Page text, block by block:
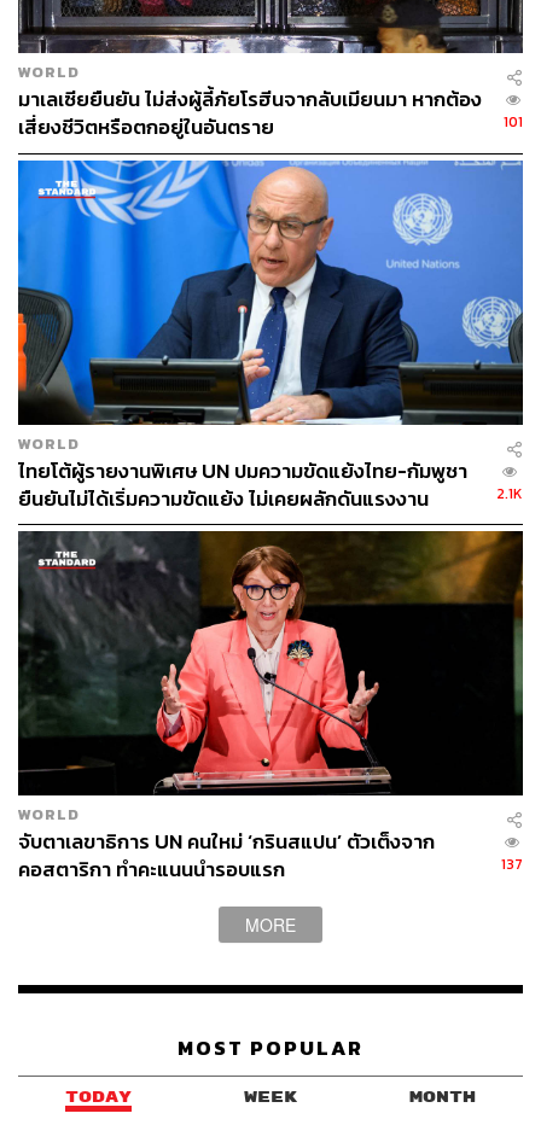
ขณะที่ปัญหาผู้ลี้ภัยเขตเมือง (Urban Refugee) ที่ก่อนหน้า
นี้มีข้อมูลจากองค์กร Asylum Access ที่ได้จากการทำงาน
ช่วยเหลือผู้ลี้ภัยว่า กรุงเทพฯ มีผู้ลี้ภัยอาศัยอยู่ประมาณ 8,000
คน เดินทางมาจากหลายประเทศมากกว่า 40 แห่ง ทั้ง
ปากีสถาน, โซมาเลีย, ซีเรีย, อิรัก, เวียดนาม, ปาเลสไตน์ ฯลฯ
นายฟิลิปโปยืนยันว่า ขณะนี้กรุงเทพฯ มีผู้ลี้ภัยอาศัยอยู่ราว
7,000 คน ลดลงจากปีที่แล้วประมาณ 1,000 คน โดย
ประมาณ 4,000 คนที่ได้การรับรองสถานะผู้ลี้ภัยจาก
UNHCR ขณะที่ที่เหลืออีกราว 3,000 คนนั้นกำลังอยู่ในขั้น
ตอนการแสวงหาสถานะผู้ลี้ภัย
ด้านอองซานซูจีที่ปฏิเสธไม่ให้สหประชาชาติเข้าตรวจ
สอบการก่ออาชญากรรมของหน่วยความมั่นคงของเมียนมา
ต่อชนกลุ่มน้อยในโรฮีนจาเมื่อเดือนมีนาคมที่ผ่านมา หลัง
จากมีรายงานว่า เจ้าหน้าที่รัฐทั้งสังหาร ข่มขืน และทรมาน
ชาวโรฮีนจาในรัฐยะไข่ โดยให้เหตุผลว่า แนวทางการแก้ไข
ปัญหาของสหประชาชาติครั้งนี้ไม่ได้เข้าใจปัญหาที่เกิดขึ้น
อย่างแท้จริง นายฟิลิปโปเปิดเผยว่า อองซานซูจียังต้อนรับ
จะปฏิเสธความร่วมมือของสหประชาชาติที่จะเข้าไปสืบสวน
WORLD
มาเลเซียยืนยัน ไม่ส่งผู้ลี้ภัยโรฮีนจากลับเมียนมา หากต้อง
เสี่ยงชีวิตหรือตกอยู่ในอันตราย
101
WORLD
ไทยโต้ผู้รายงานพิเศษ UN ปมความขัดแย้งไทย-กัมพูชา
ยืนยันไม่ได้เริ่มความขัดแย้ง ไม่เคยผลักดันแรงงาน
กัมพูชา
2.1K
WORLD
จับตาเลขาธิการ UN คนใหม่ ‘กรินสแปน’ ตัวเต็งจาก
คอสตาริกา ทำคะแนนนำรอบแรก
137
MORE
MOST POPULAR
TODAY WEEK MONTH